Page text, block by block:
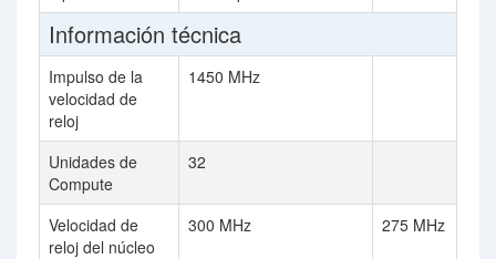
Información técnica
Impulso de la
velocidad de
reloj
1450 MHz
Unidades de
Compute
32
Velocidad de
reloj del núcleo
300 MHz 275 MHz